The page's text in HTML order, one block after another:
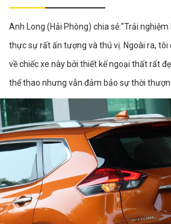
Anh Long (Hải Phòng) chia sẻ:"Trải
thực sự rất ấn tượng và thú vị. Ngoài ra, tôi
về chiếc xe này bởi thiết kế ngoại thất rất
thể thao nhưng vẫn đảm bảo sự thời